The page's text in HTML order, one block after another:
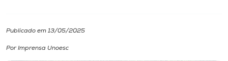
I.nova
Publicado em 13/05/2025
Por Imprensa Unoesc